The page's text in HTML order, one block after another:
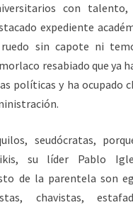
con talento,
expediente
sin capote ni
resabiado que ya
políticas y ha ocupado
seudócratas,
su líder Pablo
de la parentela son
chavistas,